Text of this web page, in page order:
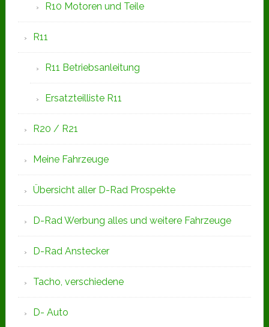
R10 Motoren und Teile
R11
R11 Betriebsanleitung
Ersatzteilliste R11
R20 / R21
Meine Fahrzeuge
Übersicht aller D-Rad Prospekte
D-Rad Werbung alles und weitere Fahrzeuge
D-Rad Anstecker
Tacho, verschiedene
D- Auto